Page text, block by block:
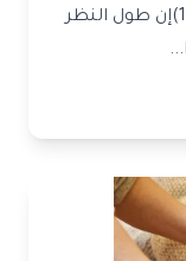
{قل إنما أنذركم بالوحي}. [الأنبياء: 45].(1)إن طول النظر